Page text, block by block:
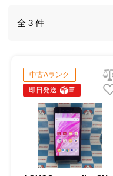
全 3 件
中古Aランク
即日発送